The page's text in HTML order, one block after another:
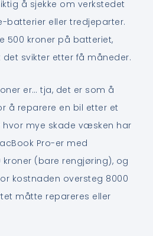
å sjekke om verkstedet
batterier eller tredjeparter.
500 kroner på batteriet,
svikter etter få måneder.
er… tja, det er som å
å reparere en bil etter et
hvor mye skade væsken har
Pro-er med
(bare rengjøring), og
kostnaden oversteg 8000
måtte repareres eller